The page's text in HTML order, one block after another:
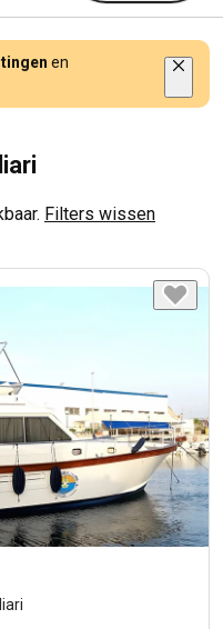
en
Filters wissen